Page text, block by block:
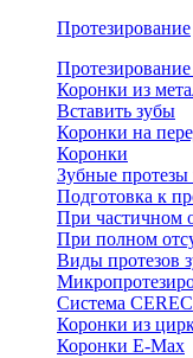
Протезирование
Коронки из
Вставить зубы
Коронки на
Коронки
Зубные
Подготовка к
При частичном
При полном
Виды протезов
Система CEREC
Коронки из
Коронки E-Max